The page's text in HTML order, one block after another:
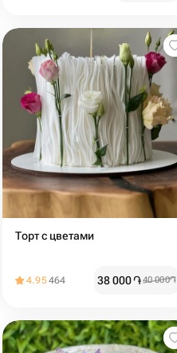
Торт с цветами️
4.95464 38 000֏40 000֏